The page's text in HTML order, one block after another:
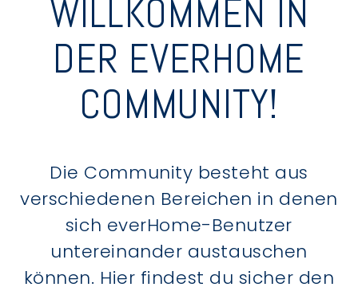
WILLKOMMEN IN
DER EVERHOME
COMMUNITY!
Die Community besteht aus
verschiedenen Bereichen in denen
sich everHome-Benutzer
untereinander austauschen
können. Hier findest du sicher den